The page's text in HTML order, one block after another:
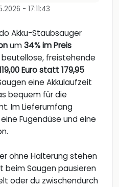
- 17:11:43
Akku-Staubsauger
um34% im Preis
freistehende
Euro statt 179,95
eine Akkulaufzeit
bequem für die
Im Lieferumfang
Fugendüse und eine
ohne Halterung stehen
beim Saugen pausieren
oder du zwischendurch